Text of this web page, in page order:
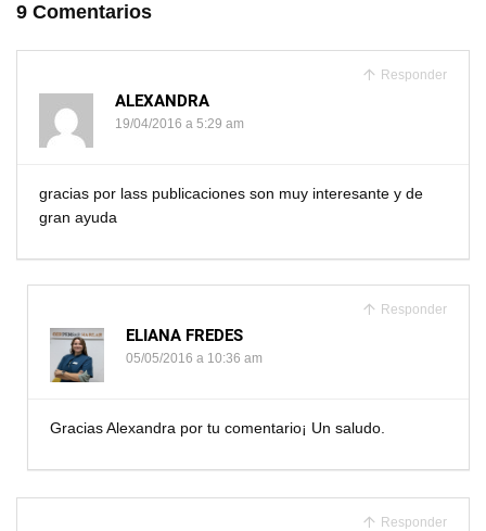
9 Comentarios
Responder
ALEXANDRA
19/04/2016 a 5:29 am
gracias por lass publicaciones son muy interesante y de
gran ayuda
Responder
ELIANA FREDES
05/05/2016 a 10:36 am
Gracias Alexandra por tu comentario¡ Un saludo.
Responder